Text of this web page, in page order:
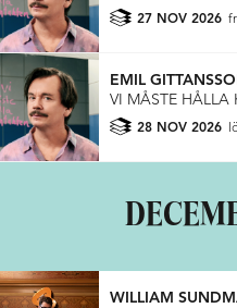
27 NOV 2026
EMIL
VI MÅSTE HÅLLA
28 NOV 2026
WILLIAM